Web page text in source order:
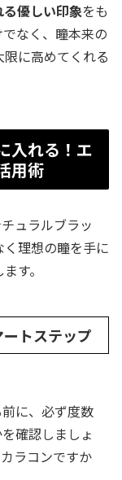
優しい印象をも
なく、瞳本来の
に高めてくれる
入れる！エ
用術
ュラルブラッ
理想の瞳を手に
す。
トステップ
に、必ず度数
確認しましょ
ラコンですか